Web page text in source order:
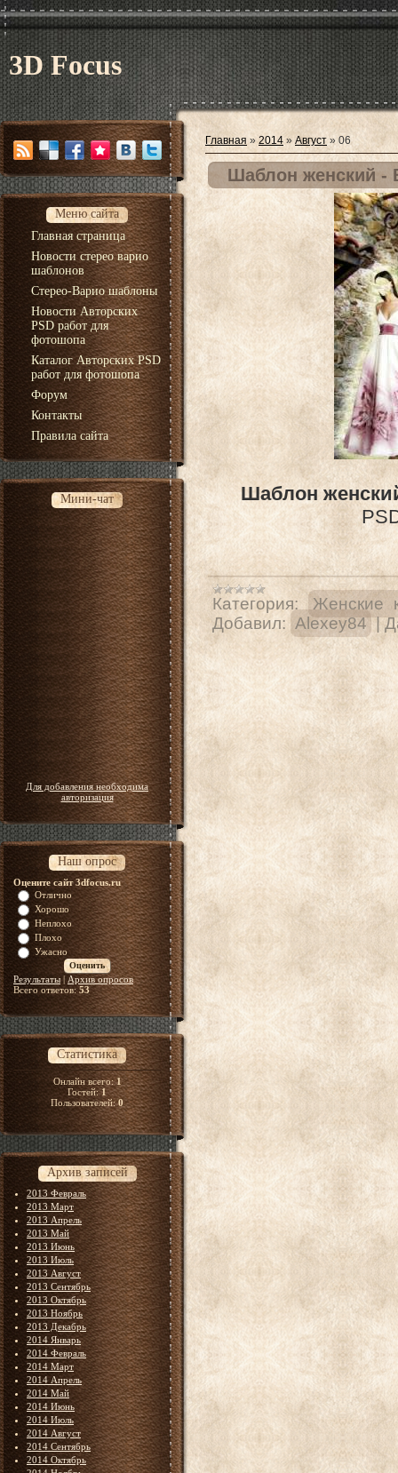
3D Focus
Меню сайта
Главная страница
Новости стерео варио
шаблонов
Стерео-Варио шаблоны
Новости Авторских
PSD работ для
фотошопа
Каталог Авторских PSD
работ для фотошопа
Форум
Контакты
Правила сайта
Мини-чат
Для добавления необходима
авторизация
Наш опрос
Оцените сайт 3dfocus.ru
Отлично
Хорошо
Неплохо
Плохо
Ужасно
Результаты| Архив опросов
Всего ответов:53
Статистика
Онлайн всего:1
Гостей:1
Пользователей:0
Архив записей
2013 Февраль
2013 Март
2013 Апрель
2013 Май
2013 Июнь
2013 Июль
2013 Август
2013 Сентябрь
2013 Октябрь
2013 Ноябрь
2013 Декабрь
2014 Январь
2014 Февраль
2014 Март
2014 Апрель
2014 Май
2014 Июнь
2014 Июль
2014 Август
2014 Сентябрь
2014 Октябрь
Главная » 2014 » Август » 06
Шаблон женский -
Шаблон
Категория:
Женские
Добавил: Alexey84 |